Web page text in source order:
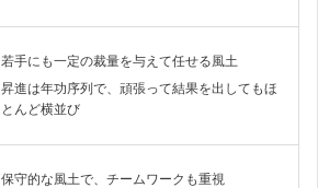
若手にも一定の裁量を与えて任せる風土
昇進は年功序列で、頑張って結果を出してもほ
とんど横並び
保守的な風土で、チームワークも重視